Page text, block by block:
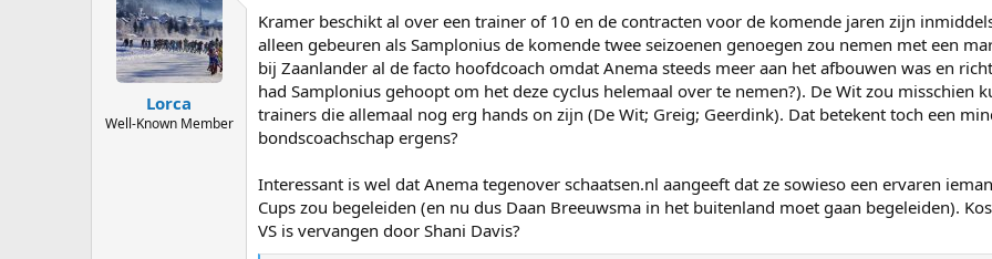
Lorca
Well-Known Member
Kramer beschikt al over een trainer of 10 en de contracten voor de komende jaren zijn
alleen gebeuren als Samplonius de komende twee seizoenen genoegen zou nemen met een
bij Zaanlander al de facto hoofdcoach omdat Anema steeds meer aan het afbouwen was en
had Samplonius gehoopt om het deze cyclus helemaal over te nemen?). De Wit zou misschien
trainers die allemaal nog erg hands on zijn (De Wit; Greig; Geerdink). Dat betekent toch een
bondscoachschap ergens?
Interessant is wel dat Anema tegenover schaatsen.nl aangeeft dat ze sowieso een ervaren
Cups zou begeleiden (en nu dus Daan Breeuwsma in het buitenland moet gaan begeleiden).
VS is vervangen door Shani Davis?